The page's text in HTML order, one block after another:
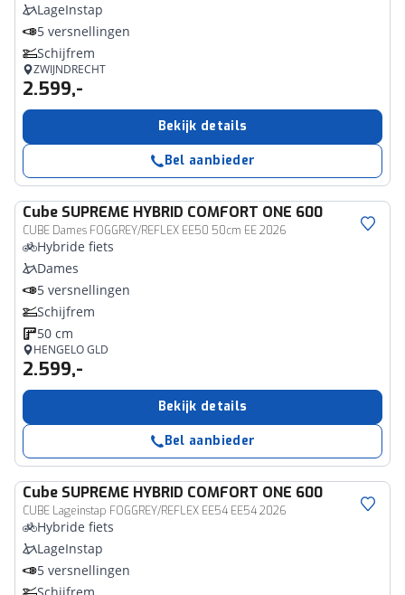
LageInstap
5 versnellingen
Schijfrem
ZWIJNDRECHT
2.599,-
Bekijk details
Bel aanbieder
Cube SUPREME HYBRID COMFORT ONE 600
CUBE Dames FOGGREY/REFLEX EE50 50cm EE 2026
Hybride fiets
Dames
5 versnellingen
Schijfrem
50 cm
HENGELO GLD
2.599,-
Bekijk details
Bel aanbieder
Cube SUPREME HYBRID COMFORT ONE 600
CUBE Lageinstap FOGGREY/REFLEX EE54 EE54 2026
Hybride fiets
LageInstap
5 versnellingen